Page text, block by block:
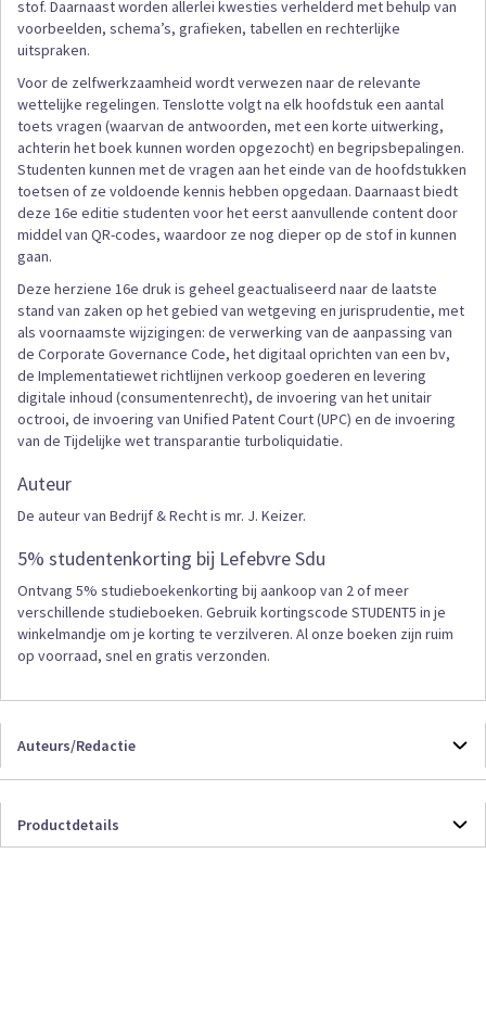
stof. Daarnaast worden allerlei kwesties verhelderd met behulp van
voorbeelden, schema’s, grafieken, tabellen en rechterlijke
uitspraken.
Voor de zelfwerkzaamheid wordt verwezen naar de relevante
wettelijke regelingen. Tenslotte volgt na elk hoofdstuk een aantal
toets vragen (waarvan de antwoorden, met een korte uitwerking,
achterin het boek kunnen worden opgezocht) en begripsbepalingen.
Studenten kunnen met de vragen aan het einde van de hoofdstukken
toetsen of ze voldoende kennis hebben opgedaan. Daarnaast biedt
deze 16e editie studenten voor het eerst aanvullende content door
middel van QR-codes, waardoor ze nog dieper op de stof in kunnen
gaan.
Deze herziene 16e druk is geheel geactualiseerd naar de laatste
stand van zaken op het gebied van wetgeving en jurisprudentie, met
als voornaamste wijzigingen: de verwerking van de aanpassing van
de Corporate Governance Code, het digitaal oprichten van een bv,
de Implementatiewet richtlijnen verkoop goederen en levering
digitale inhoud (consumentenrecht), de invoering van het unitair
octrooi, de invoering van Unified Patent Court (UPC) en de invoering
van de Tijdelijke wet transparantie turboliquidatie.
Auteur
De auteur van Bedrijf & Recht is mr. J. Keizer.
5% studentenkorting bij Lefebvre Sdu
Ontvang 5% studieboekenkorting bij aankoop van 2 of meer
verschillende studieboeken. Gebruik kortingscode STUDENT5 in je
winkelmandje om je korting te verzilveren. Al onze boeken zijn ruim
op voorraad, snel en gratis verzonden.
Auteurs/Redactie
Productdetails